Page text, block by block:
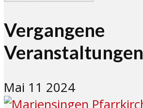
Vergangene
Veranstaltungen
Mai 11 2024